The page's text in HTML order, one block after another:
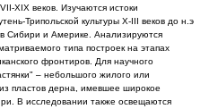
XIX веков. Изучаются истоки
Трипольской культуры X-III веков до н.э
Сибири и Америке. Анализируются
типа построек на этапах
фронтиров. Для научного
– небольшого жилого или
пластов дерна, имевшее широкое
В исследовании также освещаются